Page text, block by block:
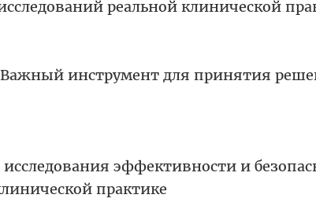
реальной клинической
инструмент для принятия
эффективности и
практике